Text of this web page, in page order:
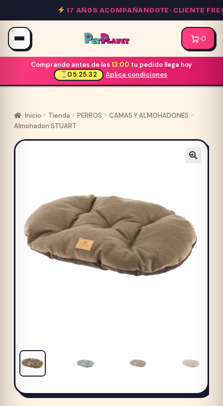
al
contenido
17 AÑOS ACOMPAÑANDOTE·CLIENTE
·0
Comprando antes de las13:00 tu pedido llega hoy
05:25:32
Aplica condiciones
Inicio Tienda PERROS
CAMAS Y ALMOHADONES
Almohadon STUART